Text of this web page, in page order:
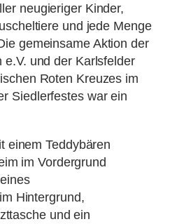
neugieriger Kinder,
und jede Menge
gemeinsame Aktion der
und der Karlsfelder
Roten Kreuzes im
Siedlerfestes war ein